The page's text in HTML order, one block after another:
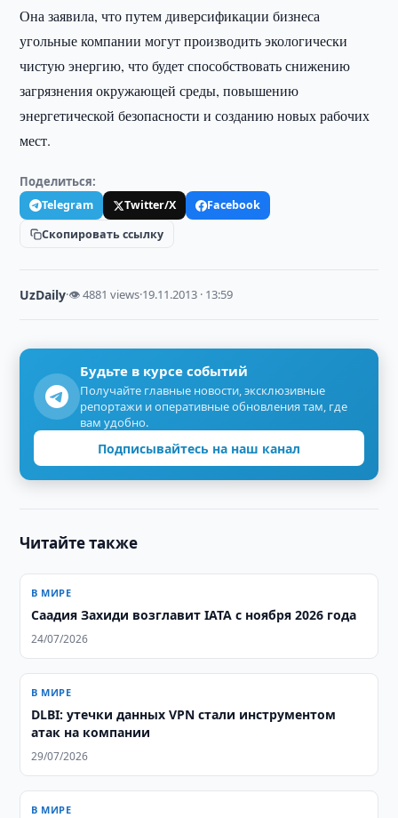
Она заявила, что путем диверсификации бизнеса
угольные компании могут производить экологически
чистую энергию, что будет способствовать снижению
загрязнения окружающей среды, повышению
энергетической безопасности и созданию новых рабочих
мест.
Поделиться:
Telegram Twitter/X
Facebook
Скопировать ссылку
UzDaily·👁 4881 views·19.11.2013 · 13:59
Будьте в курсе событий
Получайте главные новости, эксклюзивные
репортажи и оперативные обновления там, где
вам удобно.
Подписывайтесь на наш канал
Читайте также
В МИРЕ
Саадия Захиди возглавит IATA с ноября 2026 года
24/07/2026
В МИРЕ
DLBI: утечки данных VPN стали инструментом
атак на компании
29/07/2026
В МИРЕ